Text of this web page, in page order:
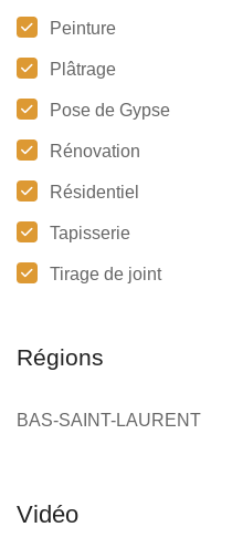
Peinture
Plâtrage
Pose de Gypse
Rénovation
Résidentiel
Tapisserie
Tirage de joint
Régions
BAS-SAINT-LAURENT